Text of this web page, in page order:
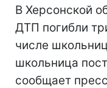
В Херсонской
ДТП погибли
числе
школьница
сообщает